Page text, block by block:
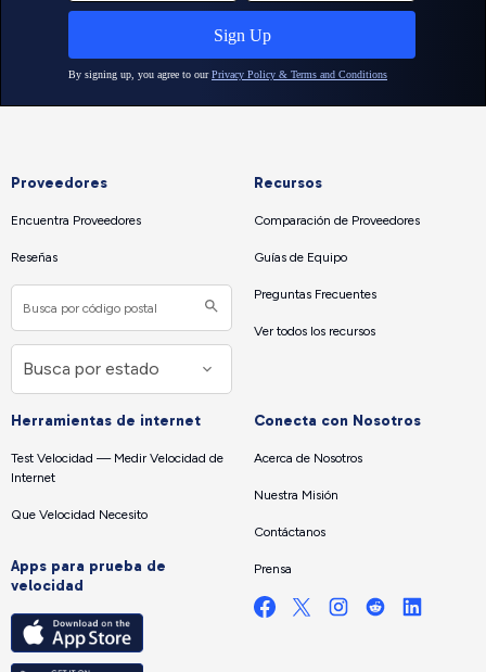
Proveedores
Encuentra Proveedores
Reseñas
Recursos
Comparación de Proveedores
Guías de Equipo
Preguntas Frecuentes
Ver todos los recursos
Herramientas de internet
Test Velocidad — Medir Velocidad de
Internet
Que Velocidad Necesito
Apps para prueba de
velocidad
Conecta con Nosotros
Acerca de Nosotros
Nuestra Misión
Contáctanos
Prensa